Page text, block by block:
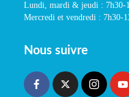
Lundi, mardi & jeudi : 7h30-
Mercredi et vendredi : 7h30-
Nous suivre